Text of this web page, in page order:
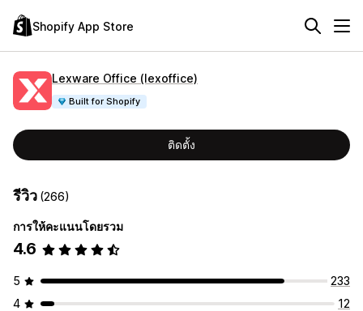
Shopify App Store
Lexware Office (lexoffice)
Built for Shopify
ติดตั้ง
รีวิว (266)
การให้คะแนนโดยรวม
4.6
5
233
4
12